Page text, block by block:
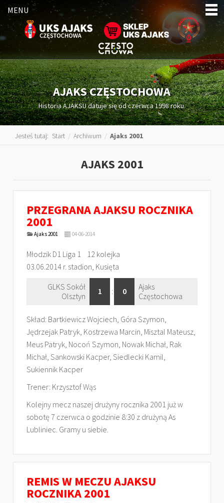
MENU
AJAKS CZĘSTOCHOWA
Historia AJAKSU datuje się od czerwca 1998 roku.
Jesteś tutaj: Start / Archiwum / Ajaks 2001
AJAKS 2001
PRZEGRANA AJAKSU ROCZNIKA
2001
Ajaks 2001 04-06-2014
Młodzik D1 Liga 1 12 kolejka
03.06.2014 r. stadion, Kusięta
GLKS Sokół
Olsztyn
1 : 0
Ajaks
Częstochowa
Skład: Bartkiewicz Wojciech, Góra Szymon,
Jędrzejak Patryk, Kostrzewa Marcin, Misztal Mateusz,
Meus Patryk, Nocoń Szymon, Nowak Michał, Rak
Michał, Sankowski Kacper, Siedlecki Kamil,
Sukiennik Kacper
Trener: Krzysztof Wąs
Kolejny mecz naszej drużyny rocznika 2001 już w
sobotę 7 czerwca o godzinie 8:30 z drużyną As
Lubliniec. Gramy u siebie.
REMIS W MECZU AJAKSU
ROCZNIKA 2001